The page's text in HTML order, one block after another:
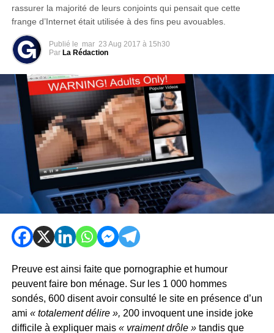
rassurer la majorité de leurs conjoints qui pensait que cette
frange d’Internet était utilisée à des fins peu avouables.
Publié le mar 23 Aug 2017 à 15h30
Par La Rédaction
Preuve est ainsi faite que pornographie et humour
peuvent faire bon ménage. Sur les 1 000 hommes
sondés, 600 disent avoir consulté le site en présence d’un
ami « totalement délire », 200 invoquent une inside joke
difficile à expliquer mais « vraiment drôle »tandis que